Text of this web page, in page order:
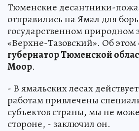
Тюменские десантники-
отправились на Ямал для
государственном природном
«Верхне-Тазовский». Об
губернатор Тюменской
Моор.
- В ямальских лесах
работам привлечены
субъектов страны, мы не
стороне, - заключил он.